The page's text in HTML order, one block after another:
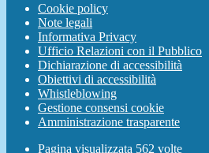
Cookie policy
Note legali
Informativa Privacy
Ufficio Relazioni con il Pubblico
Dichiarazione di accessibilità
Obiettivi di accessibilità
Whistleblowing
Gestione consensi cookie
Amministrazione trasparente
Pagina visualizzata 562 volte